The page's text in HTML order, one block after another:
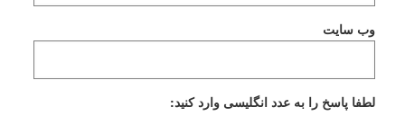
وب‌ سایت
لطفا پاسخ را به عدد انگلیسی وارد کنید: